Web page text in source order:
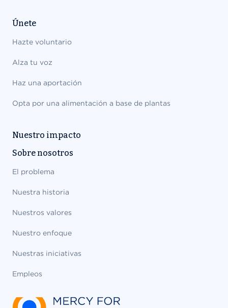
Únete
Hazte voluntario
Alza tu voz
Haz una aportación
Opta por una alimentación a base de plantas
Nuestro impacto
Sobre nosotros
El problema
Nuestra historia
Nuestros valores
Nuestro enfoque
Nuestras iniciativas
Empleos